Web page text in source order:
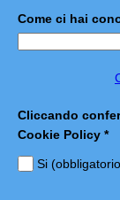
Come ci hai
Cliccando
Cookie Policy *
Si